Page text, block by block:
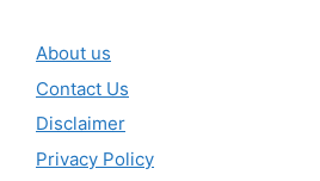
About us
Contact Us
Disclaimer
Privacy Policy